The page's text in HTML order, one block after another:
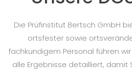
Die Prüfinstitut Bertsch GmbH
ortsfester sowie
fachkundigem Personal führen
alle Ergebnisse detailliert, damit